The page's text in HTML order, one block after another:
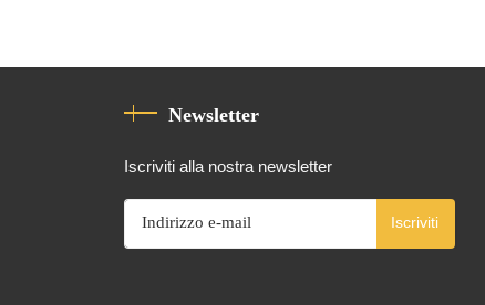
Newsletter
Iscriviti alla nostra newsletter
Iscriviti